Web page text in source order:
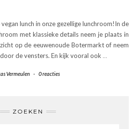
lunch in onze gezellige lunchroom!In de
met klassieke details neem je plaats in
op de eeuwenoude Botermarkt of neem
de vensters. En kijk vooral ook …
Vermeulen - 0 reacties
ZOEKEN